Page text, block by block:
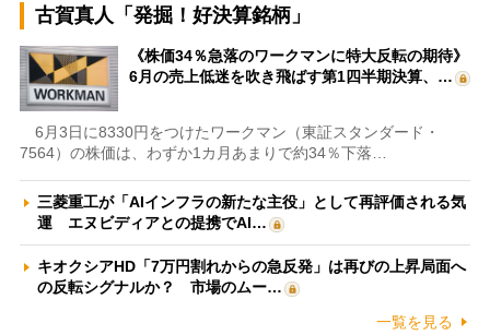
古賀真人「発掘！好決算銘柄」
《株価34％急落のワークマンに特大反転の期待》
6月の売上低迷を吹き飛ばす第1四半期決算、…
6月3日に8330円をつけたワークマン（東証スタンダード・
7564）の株価は、わずか1カ月あまりで約34％下落…
三菱重工が「AIインフラの新たな主役」として再評価される気
運 エヌビディアとの提携でAI…
キオクシアHD「7万円割れからの急反発」は再びの上昇局面へ
の反転シグナルか？ 市場のムー…
一覧を見る